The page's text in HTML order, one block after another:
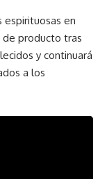
espirituosas en
de producto tras
y continuará
a los